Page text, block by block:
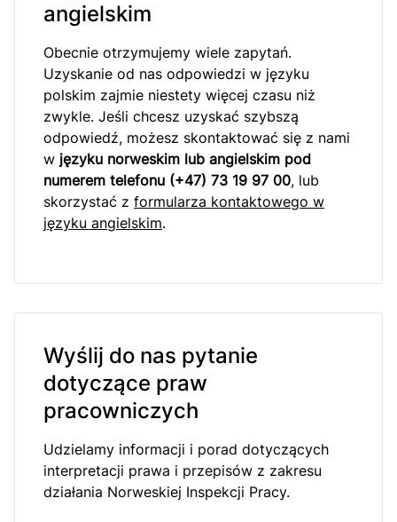
angielskim
Obecnie otrzymujemy wiele zapytań.
Uzyskanie od nas odpowiedzi w języku
polskim zajmie niestety więcej czasu niż
zwykle. Jeśli chcesz uzyskać szybszą
odpowiedź, możesz skontaktować się z nami
w języku norweskim lub angielskim pod
numerem telefonu (+47) 73 19 97 00, lub
skorzystać z formularza kontaktowego w
języku angielskim.
Wyślij do nas pytanie
dotyczące praw
pracowniczych
Udzielamy informacji i porad dotyczących
interpretacji prawa i przepisów z zakresu
działania Norweskiej Inspekcji Pracy.